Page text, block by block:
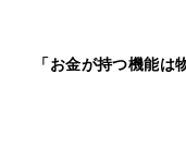
「お金が持つ機能は